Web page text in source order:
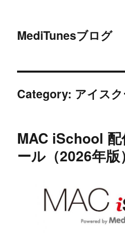
MediTunesブログ
Category: アイス
MAC iSchool
ール（2026年